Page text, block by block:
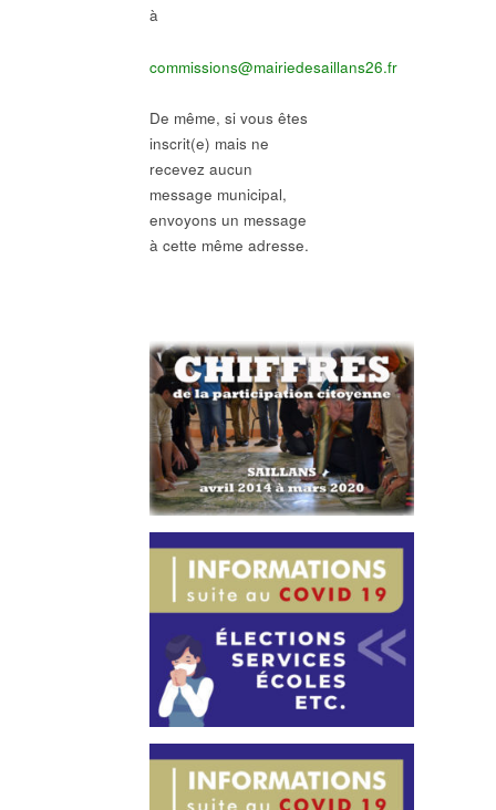
à
commissions@mairiedesaillans26.fr
De même, si vous êtes
inscrit(e) mais ne
recevez aucun
message municipal,
envoyons un message
à cette même adresse.